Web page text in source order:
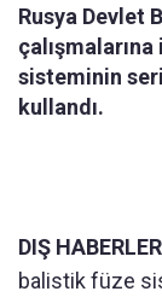
Rusya Devlet
sisteminin
kullandı.
DIŞ HABERLER
balistik füze